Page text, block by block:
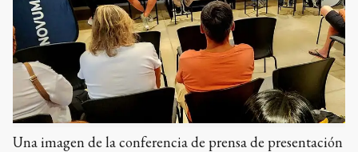
Una imagen de la conferencia de prensa de presentación